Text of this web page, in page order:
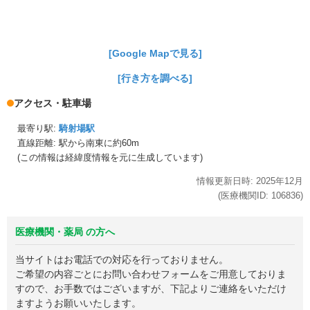
[Google Mapで見る]
[行き方を調べる]
アクセス・駐車場
最寄り駅: 騎射場駅
直線距離: 駅から南東に約60m
(この情報は経緯度情報を元に生成しています)
情報更新日時: 2025年12月
(医療機関ID: 106836)
医療機関・薬局 の方へ
当サイトはお電話での対応を行っておりません。
ご希望の内容ごとにお問い合わせフォームをご用意しておりま
すので、お手数ではございますが、下記よりご連絡をいただけ
ますようお願いいたします。